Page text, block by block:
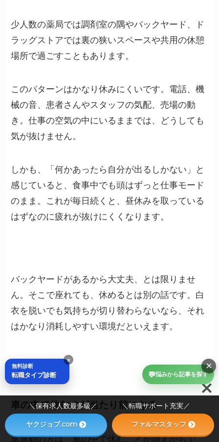
少人数の薬局では調剤室の隅やバックヤード、ド
ラッグストアでは裏の狭いスペースや共用の休憩
場所で過ごすこともあります。
このパターンはかなり休みにくいです。電話、機
械の音、患者さんやスタッフの気配、売場の動
き。仕事の空気の中にいるままでは、どうしても
気が抜けません。
しかも、「何かあったら自分が出るしかない」と
感じていると、食事中でも頭はずっと仕事モード
のまま。これが毎日続くと、昼休みを取っている
はずなのに疲れが抜けにくくなります。
バックヤードがあるから大丈夫、とは限りませ
ん。そこで座れても、休めるとは別の話です。白
衣を脱いでも気持ちが切り替わらないなら、それ
はかなり消耗しやすい環境だといえます。
車の中で休むのが当たり前になる
車通勤の方は、車の中で休むことが増えがちで
💬悩みから記事を探す
×
×
無料診断
転職タイプ診断
＼保有求人数最多級／ ＼転職サポート充実／
ヤクジョブ.com ファルマスタッフ